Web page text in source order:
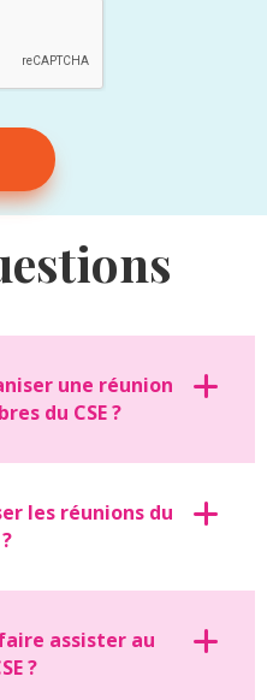
une réunion
du CSE ?
les réunions du
assister au
?